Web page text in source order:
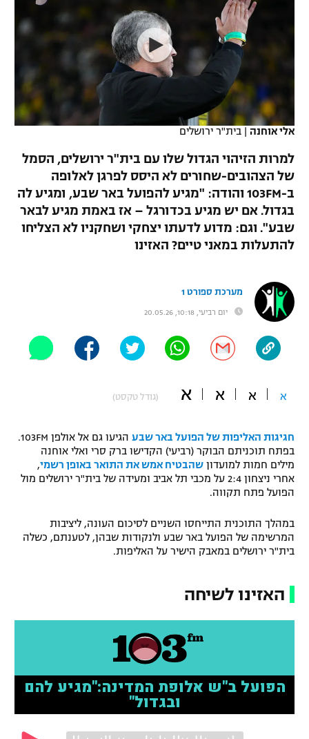
VOD
רץ ברשת
לוח שידורים
ברחבה
"מעל הליגה" – פודקאסט
תקנון עבור פעילות אלקטרה
תקנון עבור פעילות ספורט 1 – "מרלן"
גיימינג E-Sports
תנאי שימוש
תקנון פעילות ספורט 1
רשיון להקרנה פומבית לבית עסק
נבחרת ישראל
מכבי חיפה
בית"ר ירושלים
מכבי תל אביב
הפועל חיפה
הפועל באר שבע
מכבי נתניה
בני יהודה
ליגה ספרדית
ליגה איטלקית
ליגה צרפתית
ליגה הולנדית
ליגה טורקית
ליגה סינית
ליגה ברזילאית
כדורסל נשים
מכבי תל אביב
הפועל חולון
הפועל ירושלים
כדורעף
ג'ודו
אגרוף
ספורט אולימפי
היאבקות WWE
אופניים
פוטבול אמריקאי NFL
בייסבול MLB
אומנויות לחימה
אלי אוחנה | בית"ר ירושלים
למרות הזיהוי הגדול שלו עם בית"ר ירושלים, הסמל
של הצהובים-שחורים לא היסס לפרגן לאלופה
ב-103FM והודה: "מגיע להפועל באר שבע, ומגיע לה
בגדול. אם יש מגיע בכדורגל – אז באמת מגיע לבאר
שבע". וגם: מדוע לדעתו יצחקי ושחקניו לא הצליחו
להתעלות במאני טיים? האזינו
מערכת ספורט 1
יום רביעי, 10:18, 20.05.26
א א א א (גודל טקסט)
חגיגות האליפות של הפועל באר שבע
הגיעו גם אל אולפן 103FM.
בפתח תוכניתם הבוקר (רביעי) הקדישו ברק סרי ואלי אוחנה
מילים חמות למועדון שהבטיח אמש את התואר באופן רשמי,
אחרי ניצחון 2:4 על מכבי תל אביב ומעידה של בית"ר ירושלים מול
הפועל פתח תקווה.
במהלך התוכנית התייחסו השניים לסיכום העונה, ליציבות
המרשימה של הפועל באר שבע ולנקודות שבהן, לטענתם, כשלה
בית"ר ירושלים במאבק הישיר על האליפות.
האזינו לשיחה